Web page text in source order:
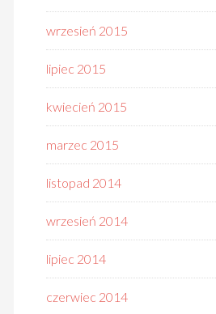
wrzesień 2015
lipiec 2015
kwiecień 2015
marzec 2015
listopad 2014
wrzesień 2014
lipiec 2014
czerwiec 2014